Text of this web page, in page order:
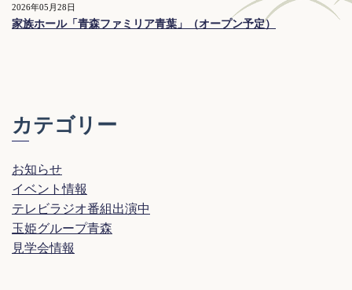
2026年05月28日
家族ホール「青森ファミリア青葉」（オープン予定）
カテゴリー
お知らせ
イベント情報
テレビラジオ番組出演中
玉姫グループ青森
見学会情報